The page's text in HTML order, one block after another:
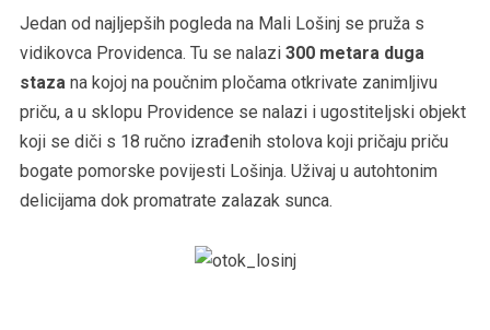
Jedan od najljepših pogleda na Mali Lošinj se pruža s
vidikovca Providenca. Tu se nalazi 300 metara duga
stazana kojoj na poučnim pločama otkrivate zanimljivu
priču, a u sklopu Providence se nalazi i ugostiteljski objekt
koji se diči s 18 ručno izrađenih stolova koji pričaju priču
bogate pomorske povijesti Lošinja. Uživaj u autohtonim
delicijama dok promatrate zalazak sunca.